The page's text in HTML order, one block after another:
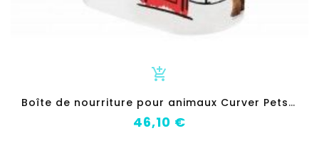
add_shopping_cart
B
oîte de nourriture pour animaux Curver Pets Collection Blanc 10 L
Prix
46,10 €